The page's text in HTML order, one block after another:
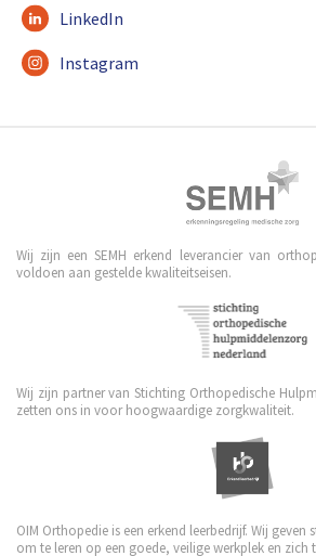
LinkedIn
Instagram
Wij zijn een SEMH erkend leverancier van
voldoen aan gestelde kwaliteitseisen.
Wij zijn partner van Stichting Orthopedische
zetten ons in voor hoogwaardige zorgkwaliteit.
OIM Orthopedie is een erkend leerbedrijf. Wij geven
om te leren op een goede, veilige werkplek en